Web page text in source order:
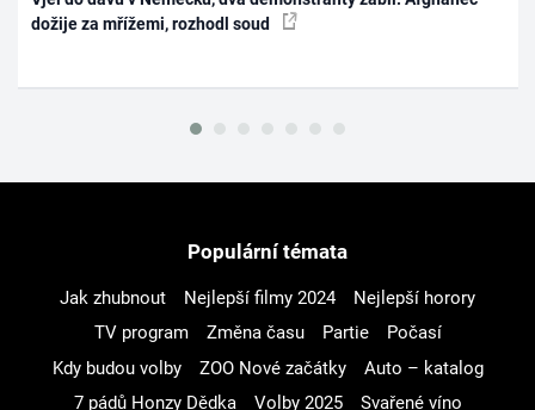
dožije za mřížemi, rozhodl soud
Populární témata
Jak zhubnout Nejlepší filmy 2024
Nejlepší horory
TV program
Změna času Partie
Počasí
Kdy budou volby
ZOO Nové začátky
Auto – katalog
7 pádů Honzy Dědka
Volby 2025
Svařené víno